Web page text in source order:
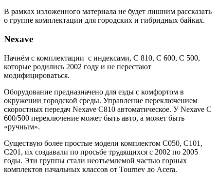
В рамках изложенного материала не будет лишним рассказать
о группе комплектации для городских и гибридных байках.
Nexave
Начнём с комплектации с индексами, С 810, С 600, С 500,
которые родились 2002 году и не перестают
модифицироваться.
Оборудование предназначено для езды с комфортом в
окружении городской среды. Управление переключением
скоростных передач Nexave С810 автоматическое. У Nexave С
600/500 переключение может быть авто, а может быть
«ручным».
Существую более простые модели комплектом C050, C101,
C201, их создавали по просьбе трудящихся с 2002 по 2005
годы. Эти группы стали неотъемлемой частью горных
комплектов начальных классов от Tourney до Acera.